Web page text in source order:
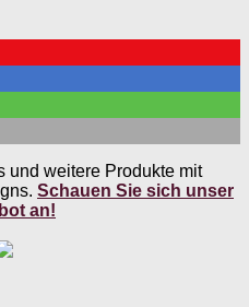
und weitere Produkte mit
Schauen Sie sich unser
an!